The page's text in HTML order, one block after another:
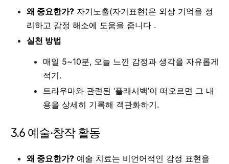
왜 중요한가? 자기노출(자기표현)은 외상 기억을 정
리하고 감정 해소에 도움을 줍니다 .
실천 방법
매일 5~10분, 오늘 느낀 감정과 생각을 자유롭게
적기.
트라우마와 관련된 ‘플래시백’이 떠오르면 그 내
용을 상세히 기록해 객관화하기.
3.6 예술·창작 활동
왜 중요한가? 예술 치료는 비언어적인 감정 표현을